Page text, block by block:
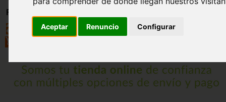
Aceptar Renuncio Configurar
Registro